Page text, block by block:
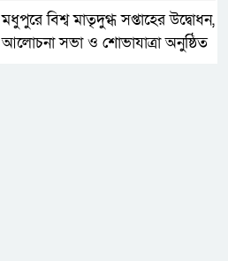
মধুপুরে বিশ্ব মাতৃদুগ্ধ সপ্তাহের উদ্বোধন,
আলোচনা সভা ও শোভাযাত্রা অনুষ্ঠিত